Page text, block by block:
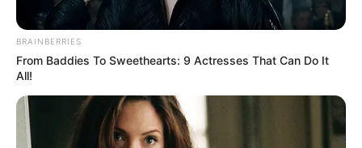
BRAINBERRIES
From Baddies To Sweethearts: 9 Actresses That Can Do It
All!